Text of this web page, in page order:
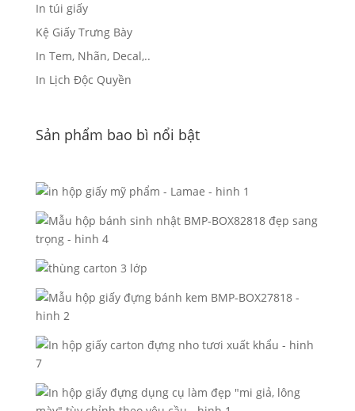
In túi giấy
Kệ Giấy Trưng Bày
In Tem, Nhãn, Decal,..
In Lịch Độc Quyền
Sản phẩm bao bì nổi bật